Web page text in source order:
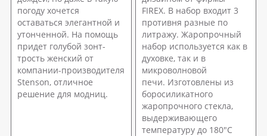
погоду хочется
оставаться элегантной и
утонченной. На помощь
придет голубой зонт-
трость женский от
компании-производителя
Stenson, отличное
решение для модниц.
FIREX. В набор входит 3
противня разные по
литражу. Жаропрочный
набор используется как в
духовке, так и в
микроволновой
печи. Изготовлены из
боросиликатного
жаропрочного стекла,
выдерживающего
температуру до 180"С